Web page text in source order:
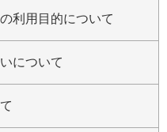
利用目的について
について